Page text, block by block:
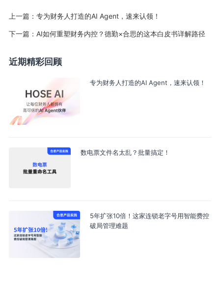
上一篇： 专为财务人打造的AI Agent，速来认领！
下一篇： AI如何重塑财务内控？德勤×合思的这本白皮书详解路径
近期精彩回顾
专为财务人打造的AI Agent，速来认领！
数电票文件名太乱？批量搞定！
5年扩张10倍！这家连锁老字号用智能费控
破局管理难题